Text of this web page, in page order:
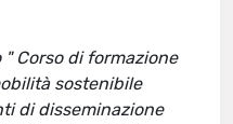
Corso di formazione
sostenibile
di disseminazione